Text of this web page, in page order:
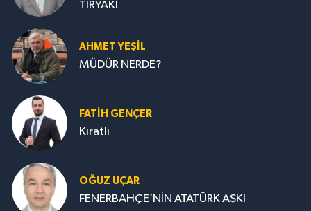
TİRYAKİ
AHMET YEŞİL
MÜDÜR NERDE?
FATIH GENÇER
Kıratlı
OĞUZ UÇAR
FENERBAHÇE’NİN ATATÜRK AŞKI